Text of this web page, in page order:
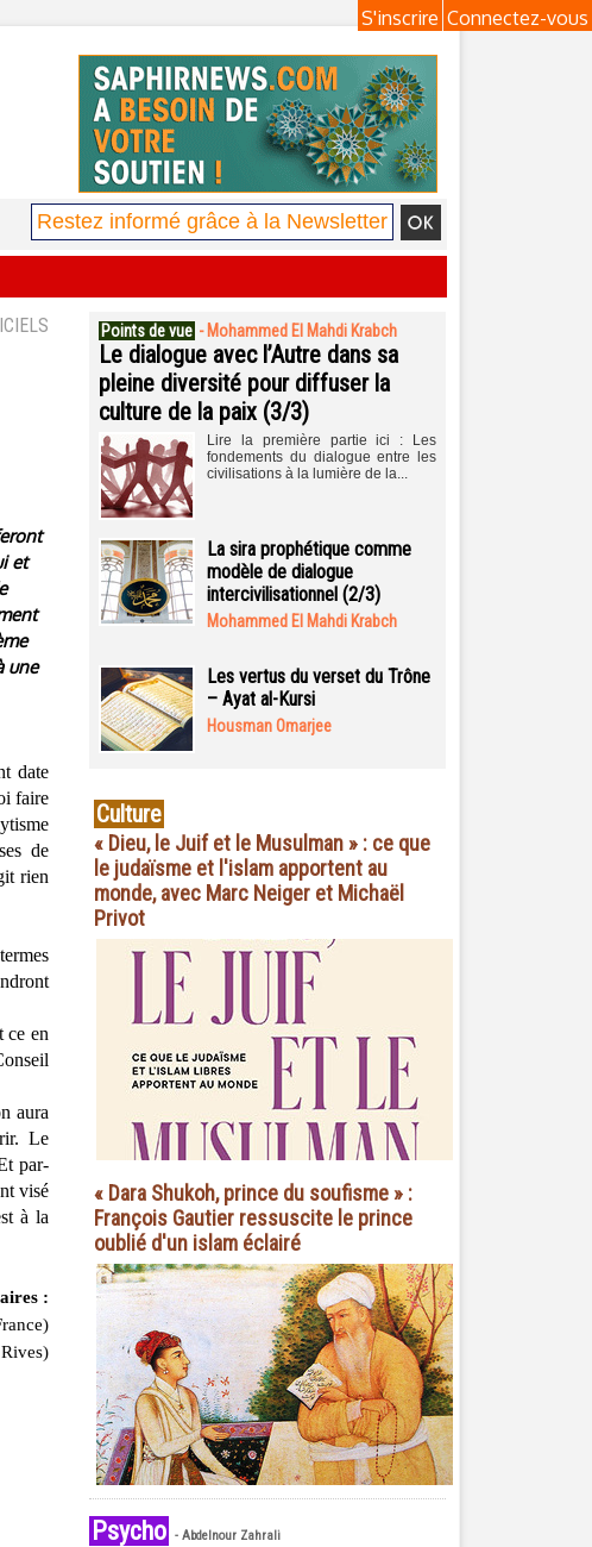
Connectez-vous
S'inscrire
et
une
date
faire
de
rien
ce en
aura
Le
par-
visé
à la
:
Points de vue - Mohammed El Mahdi Krabch
Le dialogue avec l’Autre dans sa
pleine diversité pour diffuser la
culture de la paix (3/3)
Lire la première partie ici : Les
fondements du dialogue entre les
civilisations à la lumière de la...
La sira prophétique comme
modèle de dialogue
intercivilisationnel (2/3)
Mohammed El Mahdi Krabch
Les vertus du verset du Trône
– Ayat al-Kursi
Housman Omarjee
Culture
« Dieu, le Juif et le Musulman » : ce que
le judaïsme et l'islam apportent au
monde, avec Marc Neiger et Michaël
Privot
« Dara Shukoh, prince du soufisme » :
François Gautier ressuscite le prince
oublié d'un islam éclairé
Psycho - Abdelnour Zahrali